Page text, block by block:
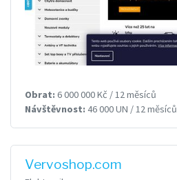
Obrat: 6 000 000 Kč / 12 měsíců
Návštěvnost: 46 000 UN / 12 měsíců
Vervoshop.com